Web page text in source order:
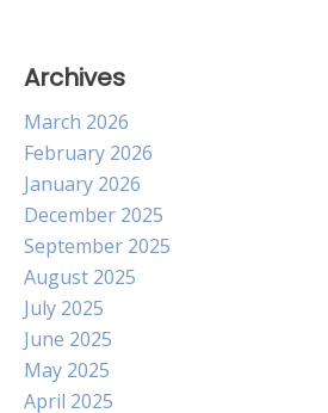
Archives
March 2026
February 2026
January 2026
December 2025
September 2025
August 2025
July 2025
June 2025
May 2025
April 2025